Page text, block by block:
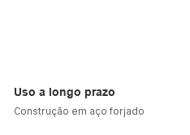
Uso a longo prazo
Construção em aço forjado